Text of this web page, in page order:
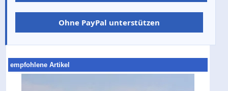
Ohne PayPal unterstützen
empfohlene Artikel